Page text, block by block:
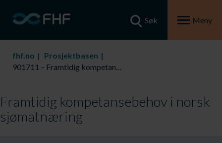
Søk Meny
fhf.no
Prosjektbasen
901711 – Framtidig kompetansebehov i norsk sjømatnæring
Framtidig kompetansebehov i norsk
sjømatnæring